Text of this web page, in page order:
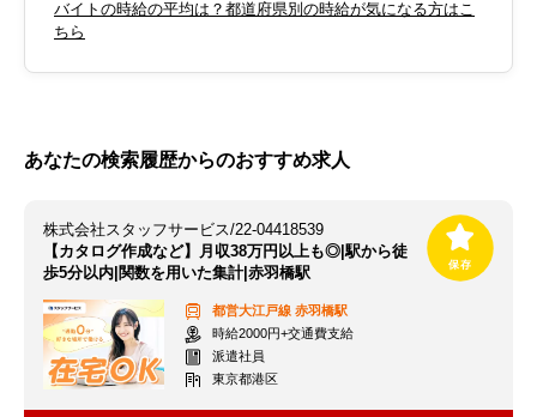
バイトの時給の平均は？都道府県別の時給が気になる方はこ
ちら
あなたの検索履歴からのおすすめ求人
株式会社スタッフサービス/22-04418539
【カタログ作成など】月収38万円以上も◎|駅から徒
歩5分以内|関数を用いた集計|赤羽橋駅
都営大江戸線 赤羽橋駅
時給2000円+交通費支給
派遣社員
東京都港区